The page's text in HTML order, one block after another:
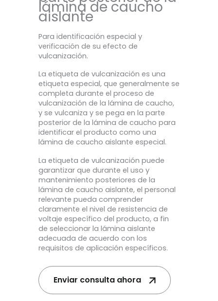
lámina de caucho
aislante
Para identificación especial y
verificación de su efecto de
vulcanización.
La etiqueta de vulcanización es una
etiqueta especial, que generalmente se
completa durante el proceso de
vulcanización de la lámina de caucho,
y se vulcaniza y se pega en la parte
posterior de la lámina de caucho para
identificar el producto como una
lámina de caucho aislante especial.
La etiqueta de vulcanización puede
garantizar que durante el uso y
mantenimiento posteriores de la
lámina de caucho aislante, el personal
relevante pueda comprender
claramente el nivel de resistencia de
voltaje específico del producto, a fin
de seleccionar la lámina aislante
adecuada de acuerdo con los
requisitos de aplicación específicos.
Enviar consulta ahora